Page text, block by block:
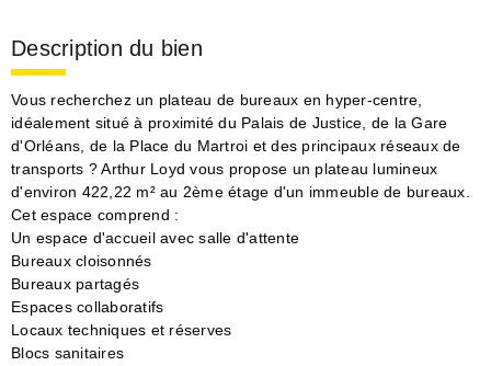
Description du bien
Vous recherchez un plateau de bureaux en hyper-centre,
idéalement situé à proximité du Palais de Justice, de la Gare
d'Orléans, de la Place du Martroi et des principaux réseaux de
transports ? Arthur Loyd vous propose un plateau lumineux
d'environ 422,22 m² au 2ème étage d'un immeuble de bureaux.
Cet espace comprend :
Un espace d'accueil avec salle d'attente
Bureaux cloisonnés
Bureaux partagés
Espaces collaboratifs
Locaux techniques et réserves
Blocs sanitaires